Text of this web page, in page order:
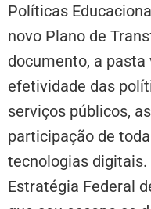
Políticas
novo Plano de
documento, a
efetividade das
serviços públicos,
participação de
tecnologias digitais.
Estratégia Federal